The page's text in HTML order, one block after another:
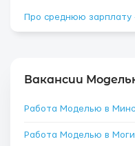
Про среднюю зарплату
Вакансии
Работа Моделью в
Работа Моделью в